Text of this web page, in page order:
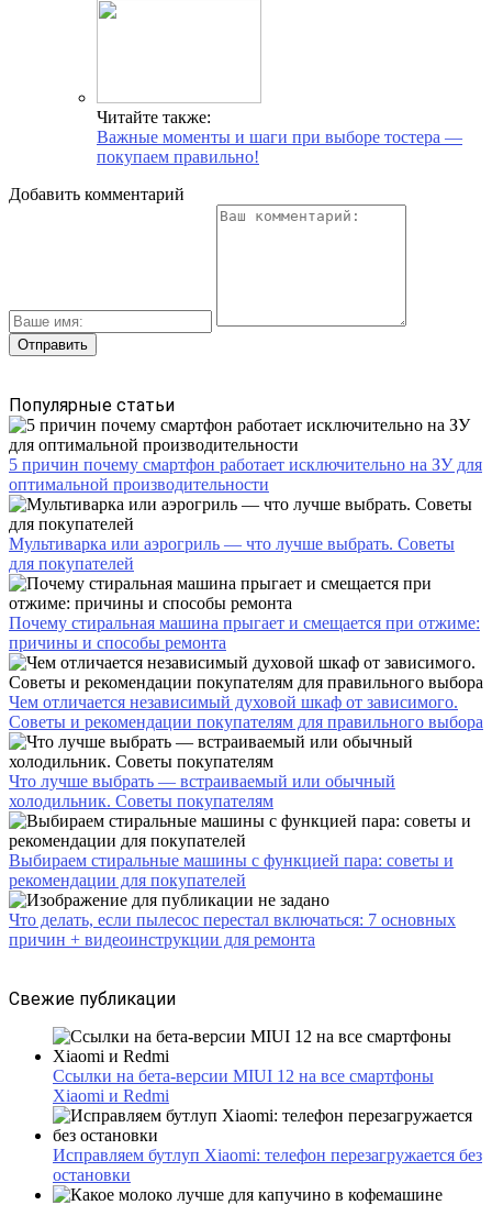
Читайте также:
Важные моменты и шаги при выборе тостера —
покупаем правильно!
Добавить комментарий
Популярные статьи
5 причин почему смартфон работает исключительно на ЗУ для
оптимальной производительности
Мультиварка или аэрогриль — что лучше выбрать. Советы
для покупателей
Почему стиральная машина прыгает и смещается при отжиме:
причины и способы ремонта
Чем отличается независимый духовой шкаф от зависимого.
Советы и рекомендации покупателям для правильного выбора
Что лучше выбрать — встраиваемый или обычный
холодильник. Советы покупателям
Выбираем стиральные машины с функцией пара: советы и
рекомендации для покупателей
Что делать, если пылесос перестал включаться: 7 основных
причин + видеоинструкции для ремонта
Свежие публикации
Ссылки на бета-версии MIUI 12 на все смартфоны
Xiaomi и Redmi
Исправляем бутлуп Xiaomi: телефон перезагружается без
остановки